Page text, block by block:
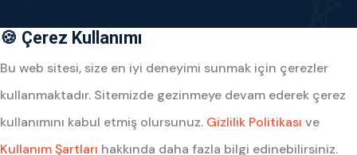
🍪 Çerez Kullanımı
Bu web sitesi, size en iyi deneyimi sunmak için çerezler
kullanmaktadır. Sitemizde gezinmeye devam ederek çerez
kullanımını kabul etmiş olursunuz. Gizlilik Politikası ve
Kullanım Şartları hakkında daha fazla bilgi edinebilirsiniz.